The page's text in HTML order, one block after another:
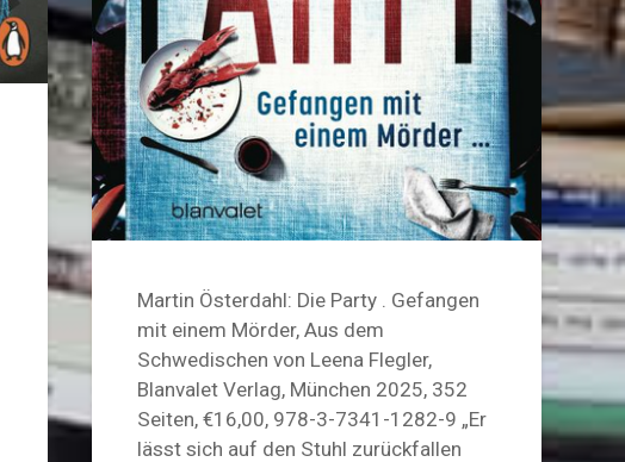
Martin Österdahl: Die Party . Gefangen
mit einem Mörder, Aus dem
Schwedischen von Leena Flegler,
Blanvalet Verlag, München 2025, 352
Seiten, €16,00, 978-3-7341-1282-9 „Er
lässt sich auf den Stuhl zurückfallen